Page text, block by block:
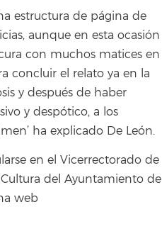
estructura de página de
aunque en esta ocasión
con muchos matices en
concluir el relato ya en la
y después de haber
y despótico, a los
ha explicado De León.
en el Vicerrectorado de
del Ayuntamiento de
web